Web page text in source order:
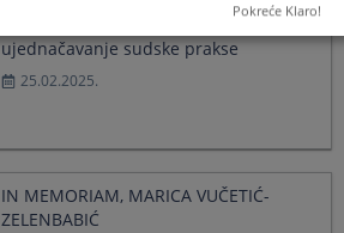
Pripremni sastanak o radu Panela za
ujednačavanje sudske prakse
25.02.2025.
IN MEMORIAM, MARICA VUČETIĆ-
ZELENBABIĆ
Pokreće Klaro!